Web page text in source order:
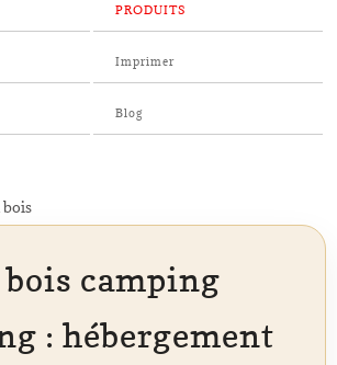
PRODUITS
Imprimer
Blog
bois
bois camping
: hébergement